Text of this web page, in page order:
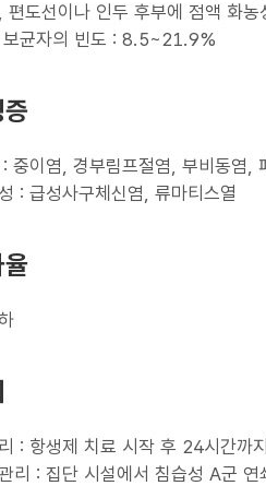
편도선이나 인두 후부에 점액 화
보균자의 빈도 : 8.5~21.9%
중이염, 경부림프절염, 부비동염,
: 급성사구체신염, 류마티스열
: 항생제 치료 시작 후 24시간까
리 : 집단 시설에서 침습성 A군